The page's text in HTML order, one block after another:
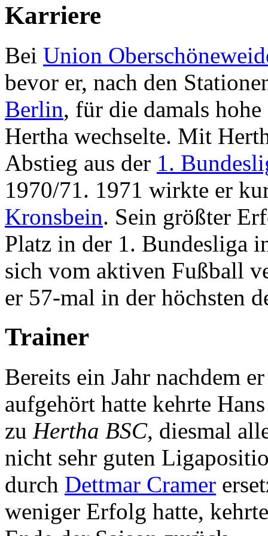
Karriere
Bei Union
bevor er, nach den
Berlin, für die damals
Hertha wechselte. Mit
Abstieg aus der 1.
1970/71. 1971 wirkte er
Kronsbein. Sein größter
Platz in der 1. Bundesliga
sich vom aktiven Fußball
er 57-mal in der höchsten
Trainer
Bereits ein Jahr nachdem
aufgehört hatte kehrte
zu Hertha BSC, diesmal
nicht sehr guten
durch Dettmar Cramer
weniger Erfolg hatte,